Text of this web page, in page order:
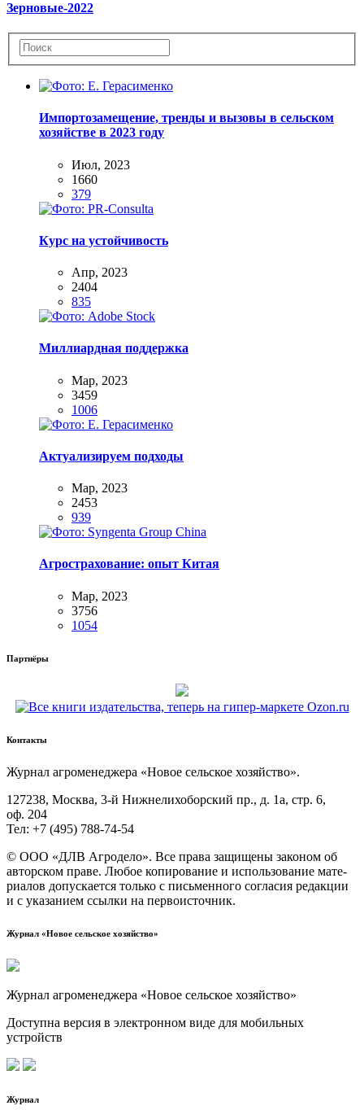
Зерновые-2022
Импортозамещение, тренды и вызовы в сельском
хозяйстве в 2023 году
Июл, 2023
1660
379
Курс на устойчивость
Апр, 2023
2404
835
Миллиардная поддержка
Мар, 2023
3459
1006
Актуализируем подходы
Мар, 2023
2453
939
Агрострахование: опыт Китая
Мар, 2023
3756
1054
Партнёры
Контакты
Жур­нал агро­ме­не­дже­ра «Новое сель­ское хозяйство».
127238, Москва, 3‑й Ниж­не­ли­хо­бор­ский пр., д. 1а, стр. 6,
оф. 204
Тел: +7 (495) 788‑74‑54
© ООО «ДЛВ Агро­де­ло». Все пра­ва защи­ще­ны зако­ном об
автор­ском пра­ве. Любое копи­ро­ва­ние и исполь­зо­ва­ние мате­
ри­а­лов допус­ка­ет­ся толь­ко с пись­мен­но­го согла­сия редак­ции
и с ука­за­ни­ем ссыл­ки на первоисточник.
Журнал «Новое сельское хозяйство»
Журнал агроменеджера «Новое сельское хозяйство»
Доступна версия в электронном виде для мобильных
устройств
Журнал